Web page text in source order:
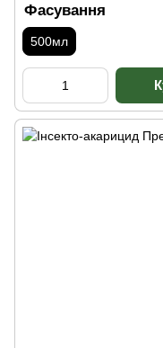
Фасування
500мл